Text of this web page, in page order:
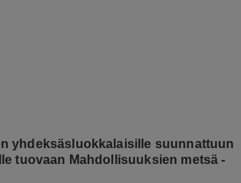
yhdeksäsluokkalaisille suunnattuun
tuovaan Mahdollisuuksien metsä -